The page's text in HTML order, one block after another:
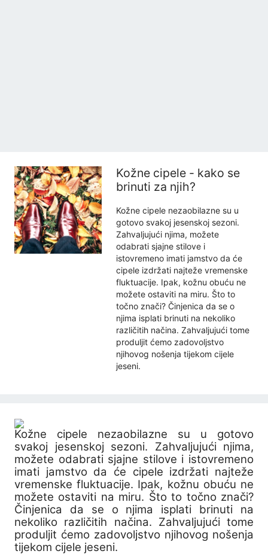
Kožne cipele - kako se
brinuti za njih?
Kožne cipele nezaobilazne su u
gotovo svakoj jesenskoj sezoni.
Zahvaljujući njima, možete
odabrati sjajne stilove i
istovremeno imati jamstvo da će
cipele izdržati najteže vremenske
fluktuacije. Ipak, kožnu obuću ne
možete ostaviti na miru. Što to
točno znači? Činjenica da se o
njima isplati brinuti na nekoliko
različitih načina. Zahvaljujući tome
produljit ćemo zadovoljstvo
njihovog nošenja tijekom cijele
jeseni.
Kožne cipele nezaobilazne su u gotovo
svakoj jesenskoj sezoni. Zahvaljujući njima,
možete odabrati sjajne stilove i istovremeno
imati jamstvo da će cipele izdržati najteže
vremenske fluktuacije. Ipak, kožnu obuću ne
možete ostaviti na miru. Što to točno znači?
Činjenica da se o njima isplati brinuti na
nekoliko različitih načina. Zahvaljujući tome
produljit ćemo zadovoljstvo njihovog nošenja
tijekom cijele jeseni.